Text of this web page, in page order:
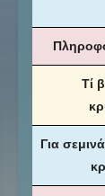
Τί
Για